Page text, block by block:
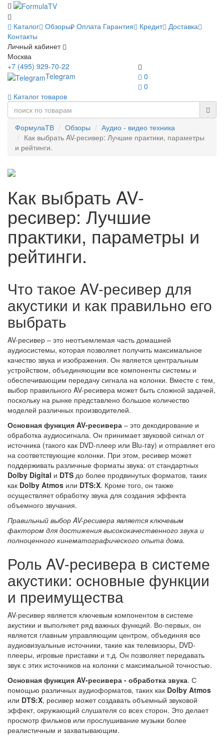
Каталог Обзоры Оплата Гарантия Кредит Доставка
Контакты
Личный кабинет
Москва
0
0
+7 (495) 929-70-22
Telegram
Каталог товаров
ФормулаТВ Обзоры
Аудио - видео техника
Как выбрать AV-ресивер: Лучшие практики, параметры
и рейтинги.
Как выбрать AV-
ресивер: Лучшие
практики, параметры и
рейтинги.
Что такое AV-ресивер для
акустики и как правильно его
выбрать
AV-ресивер – это неотъемлемая часть домашней
аудиосистемы, которая позволяет получить максимальное
качество звука и изображения. Он является центральным
устройством, объединяющим все компоненты системы и
обеспечивающим передачу сигнала на колонки. Вместе с тем,
выбор правильного AV-ресивера может быть сложной задачей,
поскольку на рынке представлено большое количество
моделей различных производителей.
Основная функция AV-ресивера – это декодирование и
обработка аудиосигнала. Он принимает звуковой сигнал от
источника (такого как DVD-плеер или Blu-ray) и отправляет его
на соответствующие колонки. При этом, ресивер может
поддерживать различные форматы звука: от стандартных
Dolby Digital и DTS до более продвинутых форматов, таких
как Dolby Atmos или DTS:X. Кроме того, он также
осуществляет обработку звука для создания эффекта
объемного звучания.
Правильный выбор AV-ресивера является ключевым
фактором для достижения высококачественного звука и
полноценного кинематографического опыта дома.
Роль AV-ресивера в системе
акустики: основные функции
и преимущества
AV-ресивер является ключевым компонентом в системе
акустики и выполняет ряд важных функций. Во-первых, он
является главным управляющим центром, объединяя все
аудиовизуальные источники, такие как телевизоры, DVD-
плееры, игровые приставки и т.д. Он позволяет передавать
звук с этих источников на колонки с максимальной точностью.
Основная функция AV-ресивера - обработка звука. С
помощью различных аудиоформатов, таких как Dolby Atmos
или DTS:X, ресивер может создавать объемный звуковой
эффект, окружающий слушателя со всех сторон. Это делает
просмотр фильмов или прослушивание музыки более
реалистичным и захватывающим.